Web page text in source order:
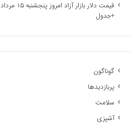
+جدول
گوناگون
پربازدیدها
سلامت
آشپزی